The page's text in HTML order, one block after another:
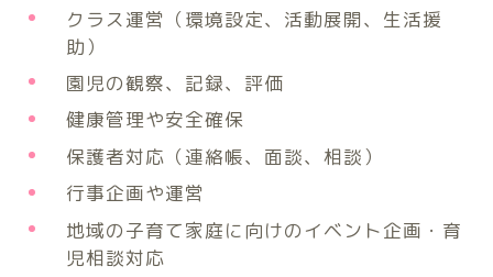
クラス運営（環境設定、活動展開、生活援
助）
園児の観察、記録、評価
健康管理や安全確保
保護者対応（連絡帳、面談、相談）
行事企画や運営
地域の子育て家庭に向けのイベント企画・育
児相談対応